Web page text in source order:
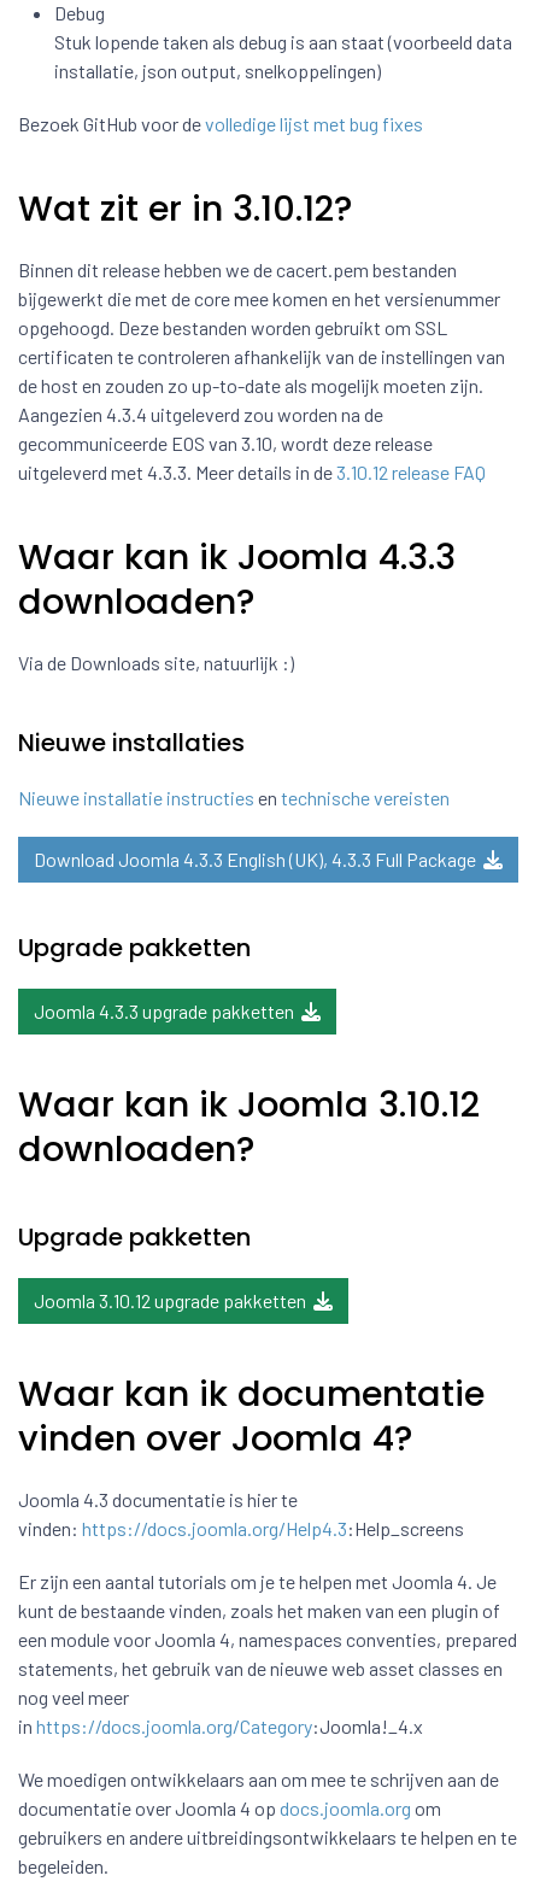
Debug
Stuk lopende taken als debug is aan staat (voorbeeld data
installatie, json output, snelkoppelingen)
Bezoek GitHub voor devolledige lijst met bug fixes
Wat zit er in 3.10.12?
Binnen dit release hebben we de cacert.pem bestanden
bijgewerkt die met de core mee komen en het versienummer
opgehoogd. Deze bestanden worden gebruikt om SSL
certificaten te controleren afhankelijk van de instellingen van
de host en zouden zo up-to-date als mogelijk moeten zijn.
Aangezien 4.3.4 uitgeleverd zou worden na de
gecommuniceerde EOS van 3.10, wordt deze release
uitgeleverd met 4.3.3. Meer details in de3.10.12 release FAQ
Waar kan ik Joomla 4.3.3
downloaden?
Via de Downloads site, natuurlijk :)
Nieuwe installaties
Nieuwe installatie instructies en technische vereisten
Download Joomla 4.3.3 English (UK), 4.3.3 Full Package
Upgrade pakketten
Joomla 4.3.3 upgrade pakketten
Waar kan ik Joomla 3.10.12
downloaden?
Upgrade pakketten
Joomla 3.10.12 upgrade pakketten
Waar kan ik documentatie
vinden over Joomla 4?
Joomla 4.3 documentatie is hier te
vinden: https://docs.joomla.org/Help4.3:Help_screens
Er zijn een aantal tutorials om je te helpen met Joomla 4. Je
kunt de bestaande vinden, zoals het maken van een plugin of
een module voor Joomla 4, namespaces conventies, prepared
statements, het gebruik van de nieuwe web asset classes en
nog veel meer
in https://docs.joomla.org/Category:Joomla!_4.x
We moedigen ontwikkelaars aan om mee te schrijven aan de
documentatie over Joomla 4 op docs.joomla.org om
gebruikers en andere uitbreidingsontwikkelaars te helpen en te
begeleiden.